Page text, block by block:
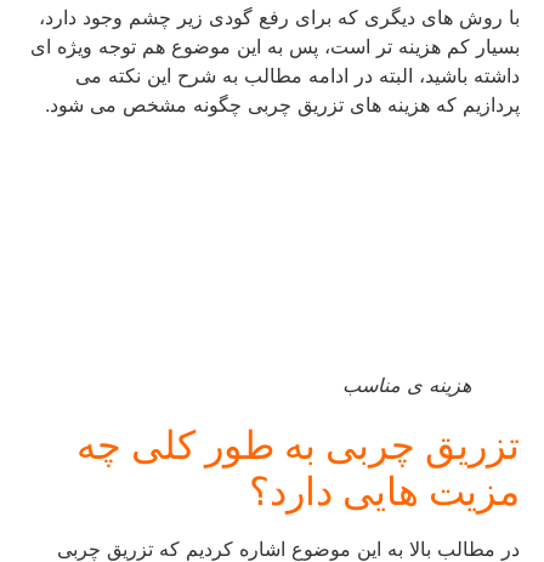
با روش های دیگری که برای رفع گودی زیر چشم وجود دارد،
بسیار کم هزینه تر است، پس به این موضوع هم توجه ویژه ای
داشته باشید، البته در ادامه مطالب به شرح این نکته می
پردازیم که هزینه های تزریق چربی چگونه مشخص می شود.
هزینه ی مناسب
تزریق چربی به طور کلی چه
مزیت هایی دارد؟
در مطالب بالا به این موضوع اشاره کردیم که تزریق چربی